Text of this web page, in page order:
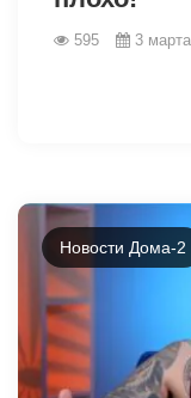
595 3
Новости Дома-2